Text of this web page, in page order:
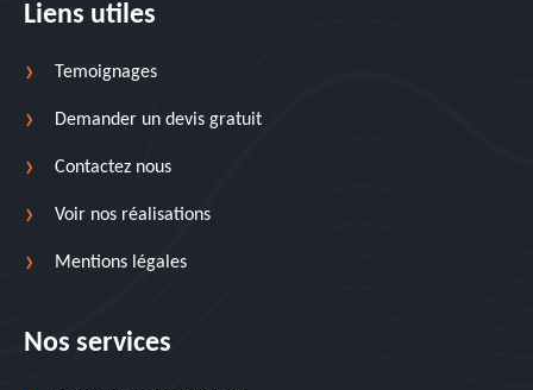
Liens utiles
Temoignages
Demander un devis gratuit
Contactez nous
Voir nos réalisations
Mentions légales
Nos services